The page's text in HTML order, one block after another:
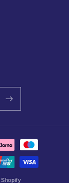
Shopify